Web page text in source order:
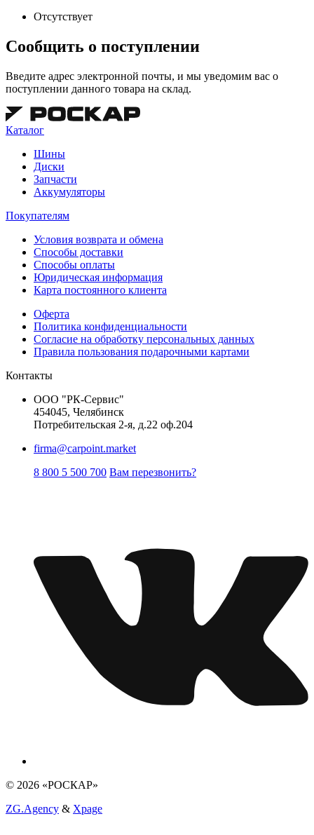
Отсутствует
Сообщить о поступлении
Введите адрес электронной почты, и мы уведомим вас о
поступлении данного товара на склад.
Каталог
Шины
Диски
Запчасти
Аккумуляторы
Покупателям
Условия возврата и обмена
Способы доставки
Способы оплаты
Юридическая информация
Карта постоянного клиента
Оферта
Политика конфиденциальности
Согласие на обработку персональных данных
Правила пользования подарочными картами
Контакты
ООО "РК-Сервис"
454045, Челябинск
Потребительская 2-я, д.22 оф.204
firma@carpoint.market
8 800 5 500 700 Вам перезвонить?
© 2026 «РОСКАР»
ZG.Agency & Xpage